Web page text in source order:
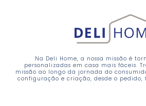
Na Deli Home, a nossa missão é
personalizadas em casa mais fáceis.
missão ao longo da jornada do
configuração e criação, desde o